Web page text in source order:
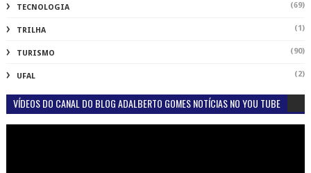
TECNOLOGIA (69)
TRILHA (1)
TURISMO (90)
UFAL (2)
VÍDEOS DO CANAL DO BLOG ADALBERTO GOMES NOTÍCIAS NO YOU TUBE